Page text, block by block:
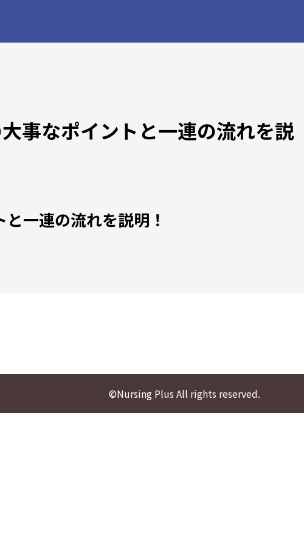
事なポイントと一連の流れを説
一連の流れを説明！
©Nursing Plus All rights reserved.